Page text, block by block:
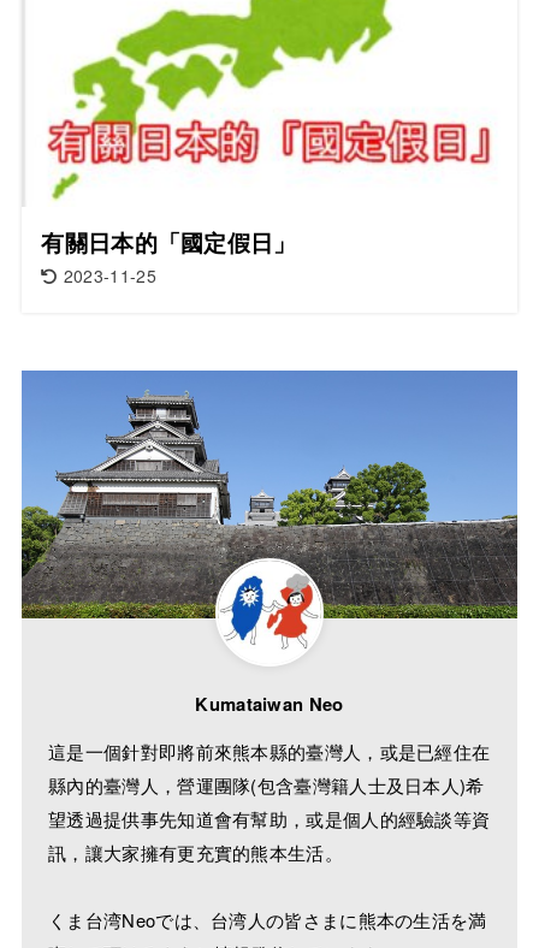
有關日本的「國定假日」
2023-11-25
Kumataiwan Neo
這是一個針對即將前來熊本縣的臺灣人，或是已經住在
縣內的臺灣人，營運團隊(包含臺灣籍人士及日本人)希
望透過提供事先知道會有幫助，或是個人的經驗談等資
訊，讓大家擁有更充實的熊本生活。
くま台湾Neoでは、台湾人の皆さまに熊本の生活を満